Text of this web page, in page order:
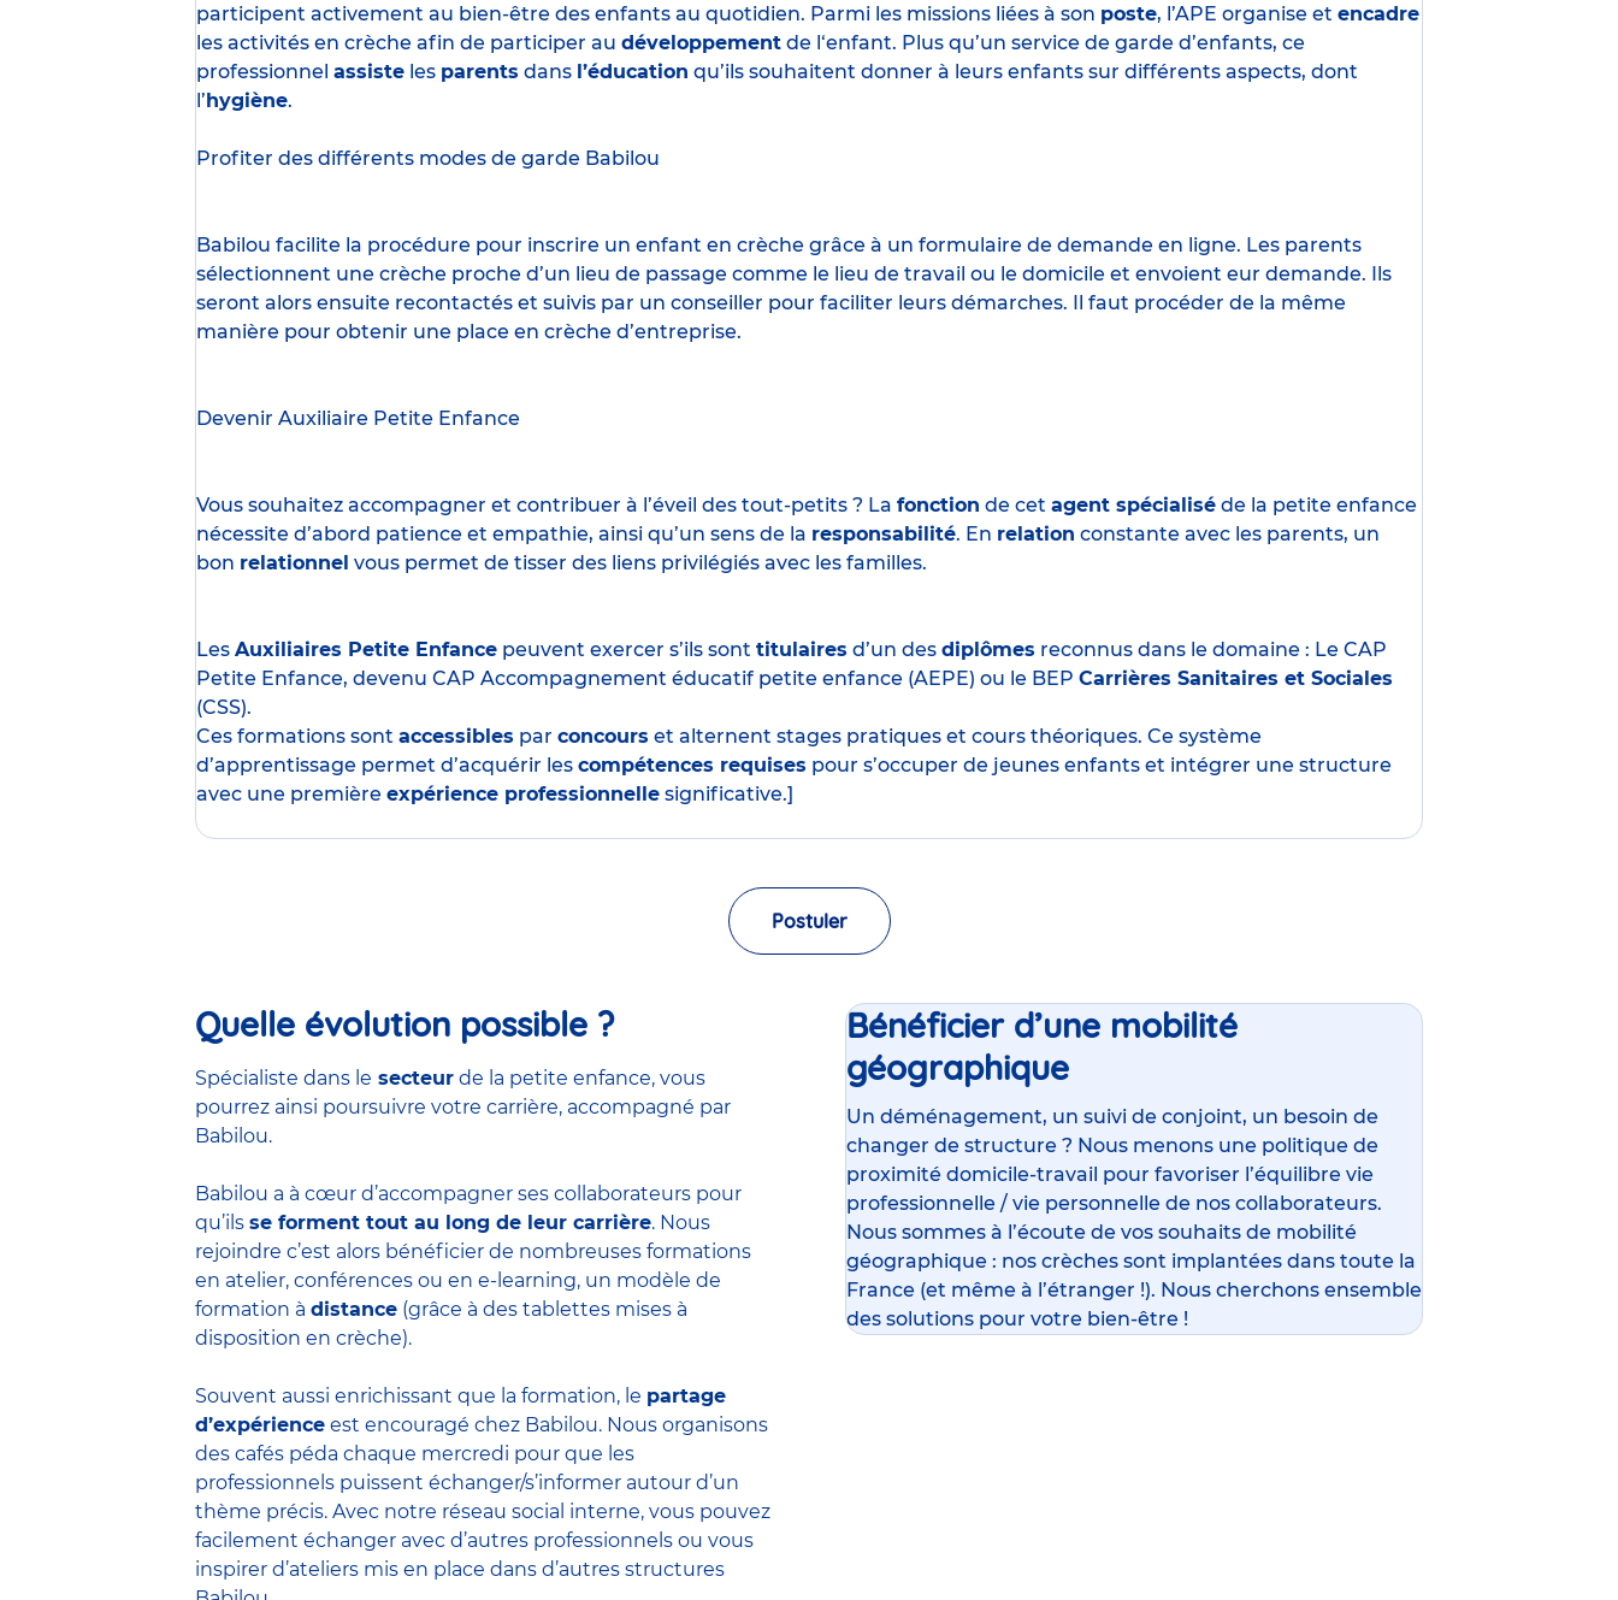
participent activement au bien-être des enfants au quotidien. Parmi les missions liées à son poste, l’APE organise et encadre
les activités en crèche afin de participer au développement de l‘enfant. Plus qu’un service de garde d’enfants, ce
professionnel assiste les parents dans l’éducation qu’ils souhaitent donner à leurs enfants sur différents aspects, dont
l’ hygiène.
Profiter des différents modes de garde Babilou
Babilou facilite la procédure pour inscrire un enfant en crèche grâce à un formulaire de demande en ligne. Les parents
sélectionnent une crèche proche d’un lieu de passage comme le lieu de travail ou le domicile et envoient eur demande. Ils
seront alors ensuite recontactés et suivis par un conseiller pour faciliter leurs démarches. Il faut procéder de la même
manière pour obtenir une place en crèche d’entreprise.
Devenir Auxiliaire Petite Enfance
Vous souhaitez accompagner et contribuer à l’éveil des tout-petits ? La fonction de cet agent spécialisé de la petite enfance
nécessite d’abord patience et empathie, ainsi qu’un sens de la responsabilité. En relation constante avec les parents, un
bon relationnel vous permet de tisser des liens privilégiés avec les familles.
Les Auxiliaires Petite Enfance peuvent exercer s’ils sont titulaires d’un des diplômes reconnus dans le domaine : Le CAP
Petite Enfance, devenu CAP Accompagnement éducatif petite enfance (AEPE) ou le BEP Carrières Sanitaires et Sociales
(CSS).
Ces formations sont accessibles par concours et alternent stages pratiques et cours théoriques. Ce système
d’apprentissage permet d’acquérir les compétences requises pour s’occuper de jeunes enfants et intégrer une structure
avec une première expérience professionnelle significative.]
Postuler
Quelle évolution possible ?
Spécialiste dans le secteur de la petite enfance, vous
pourrez ainsi poursuivre votre carrière, accompagné par
Babilou.
Babilou a à cœur d’accompagner ses collaborateurs pour
qu’ils se forment tout au long de leur carrière. Nous
rejoindre c’est alors bénéficier de nombreuses formations
en atelier, conférences ou en e-learning, un modèle de
formation à distance (grâce à des tablettes mises à
disposition en crèche).
Souvent aussi enrichissant que la formation, le partage
d’expérience est encouragé chez Babilou. Nous organisons
des cafés péda chaque mercredi pour que les
professionnels puissent échanger/s’informer autour d’un
thème précis. Avec notre réseau social interne, vous pouvez
facilement échanger avec d’autres professionnels ou vous
inspirer d’ateliers mis en place dans d’autres structures
Bénéficier d’une mobilité
géographique
Un déménagement, un suivi de conjoint, un besoin de
changer de structure ? Nous menons une politique de
proximité domicile-travail pour favoriser l’équilibre vie
professionnelle / vie personnelle de nos collaborateurs.
Nous sommes à l’écoute de vos souhaits de mobilité
géographique : nos crèches sont implantées dans toute la
France (et même à l’étranger !). Nous cherchons ensemble
des solutions pour votre bien-être !